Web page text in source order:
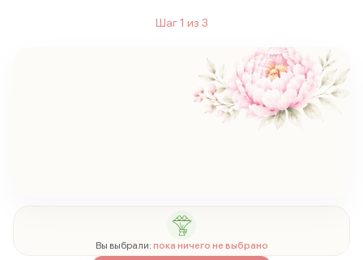
Шаг1 из 3
Вы выбрали: пока ничего не выбрано